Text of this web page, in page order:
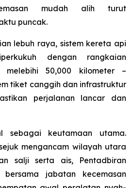
mudah alih turut
puncak.
lebuh raya, sistem kereta api
dengan rangkaian
melebihi 50,000 kilometer –
tiket canggih dan infrastruktur
perjalanan lancar dan
sebagai keutamaan utama.
mengancam wilayah utara
salji serta ais, Pentadbiran
bersama jabatan kecemasan